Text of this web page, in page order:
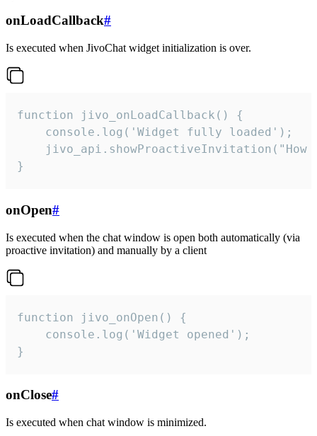
onLoadCallback#
Is executed when JivoChat widget initialization is over.
function jivo_onLoadCallback() {
    console.log('Widget fully loaded');
jivo_api.showProactiveInvitation("How
}
onOpen#
Is executed when the chat window is open both automatically (via
proactive invitation) and manually by a client
function jivo_onOpen() {
    console.log('Widget opened');
}
onClose#
Is executed when chat window is minimized.